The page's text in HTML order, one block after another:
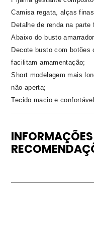
Camisa regata, alças
Detalhe de renda na parte
Abaixo do busto
Decote busto com botões
facilitam amamentação;
Short modelagem mais
não aperta;
Tecido macio e